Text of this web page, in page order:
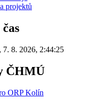
projektů
, 7. 8. 2026, 2:44:25
ČHMÚ